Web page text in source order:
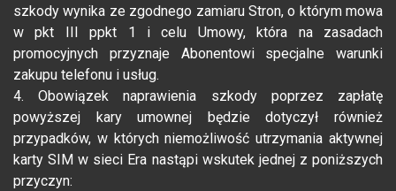
szkody wynika ze zgodnego zamiaru Stron, o którym mowa
w pkt III ppkt 1 i celu Umowy, która na zasadach
promocyjnych przyznaje Abonentowi specjalne warunki
zakupu telefonu i usług.
4. Obowiązek naprawienia szkody poprzez zapłatę
powyższej kary umownej będzie dotyczył również
przypadków, w których niemożliwość utrzymania aktywnej
karty SIM w sieci Era nastąpi wskutek jednej z poniższych
przyczyn: